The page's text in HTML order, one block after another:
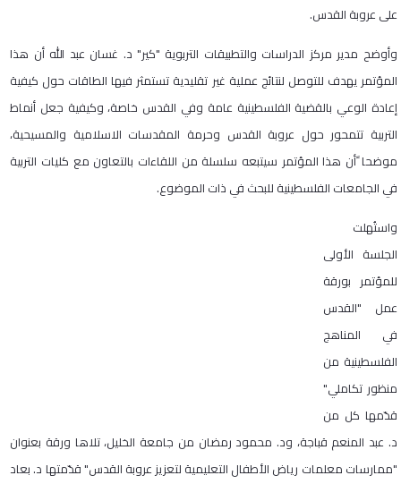
على عروبة القدس.
وأوضح مدير مركز الدراسات والتطبيقات التربوية "كير" د. غسان عبد الله أن هذا
المؤتمر يهدف للتوصل لنتائج عملية غير تقليدية تستمثر فيها الطاقات حول كيفية
إعادة الوعي بالقضية الفلسطينية عامة وفي القدس خاصة، وكيفية جعل أنماط
التربية تتمحور حول عروبة القدس وحرمة المقدسات الاسلامية والمسيحية،
موضحا ًأن هذا المؤتمر سيتبعه سلسلة من اللقاءات بالتعاون مع كليات التربية
في الجامعات الفلسطينية للبحث في ذات الموضوع.
واستُهلت
الجلسة الأولى
للمؤتمر بورقة
عمل "القدس
في المناهج
الفلسطينية من
منظور تكاملي"
قدّمها كل من
د. عبد المنعم قباجة، ود. محمود رمضان من جامعة الخليل، تلاها ورقة بعنوان
"ممارسات معلمات رياض الأطفال التعليمية لتعزيز عروبة القدس" قدّمتها د. بعاد